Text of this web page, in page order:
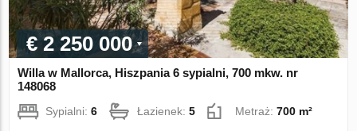
€ 2 250 000
Willa w Mallorca, Hiszpania 6 sypialni, 700 mkw. nr
148068
Sypialni:6 Łazienek:5 Metraż:700 m²